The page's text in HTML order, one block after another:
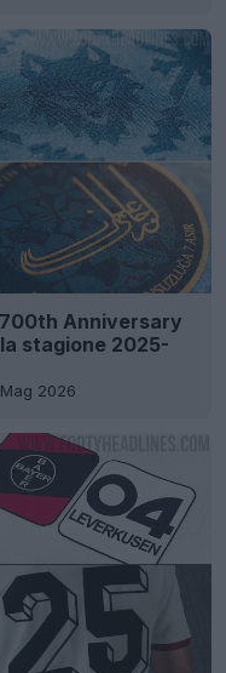
Anniversary
stagione 2025-
2026